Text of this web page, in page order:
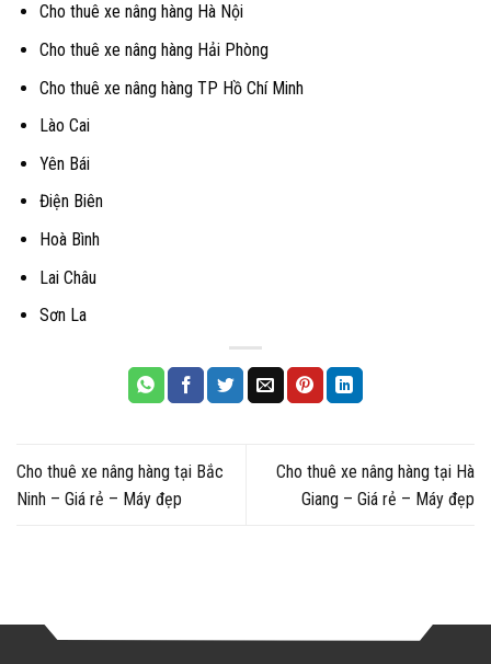
Cho thuê xe nâng hàng Hà Nội
Cho thuê xe nâng hàng Hải Phòng
Cho thuê xe nâng hàng TP Hồ Chí Minh
Lào Cai
Yên Bái
Điện Biên
Hoà Bình
Lai Châu
Sơn La
Cho thuê xe nâng hàng tại Bắc
Ninh – Giá rẻ – Máy đẹp
Cho thuê xe nâng hàng tại Hà
Giang – Giá rẻ – Máy đẹp